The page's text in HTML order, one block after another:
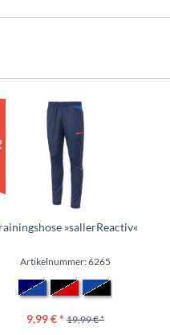
»sallerReactiv«
Artikelnummer: 6265
9,99 € * 19,99 € *